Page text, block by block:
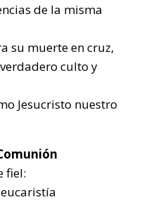
de la misma
su muerte en cruz,
culto y
Jesucristo nuestro
fiel: